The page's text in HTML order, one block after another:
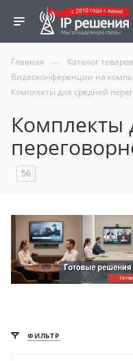
Главная — Каталог товаров
Видеоконференции на
Комплекты для средней
Комплекты
56
ФИЛЬТР